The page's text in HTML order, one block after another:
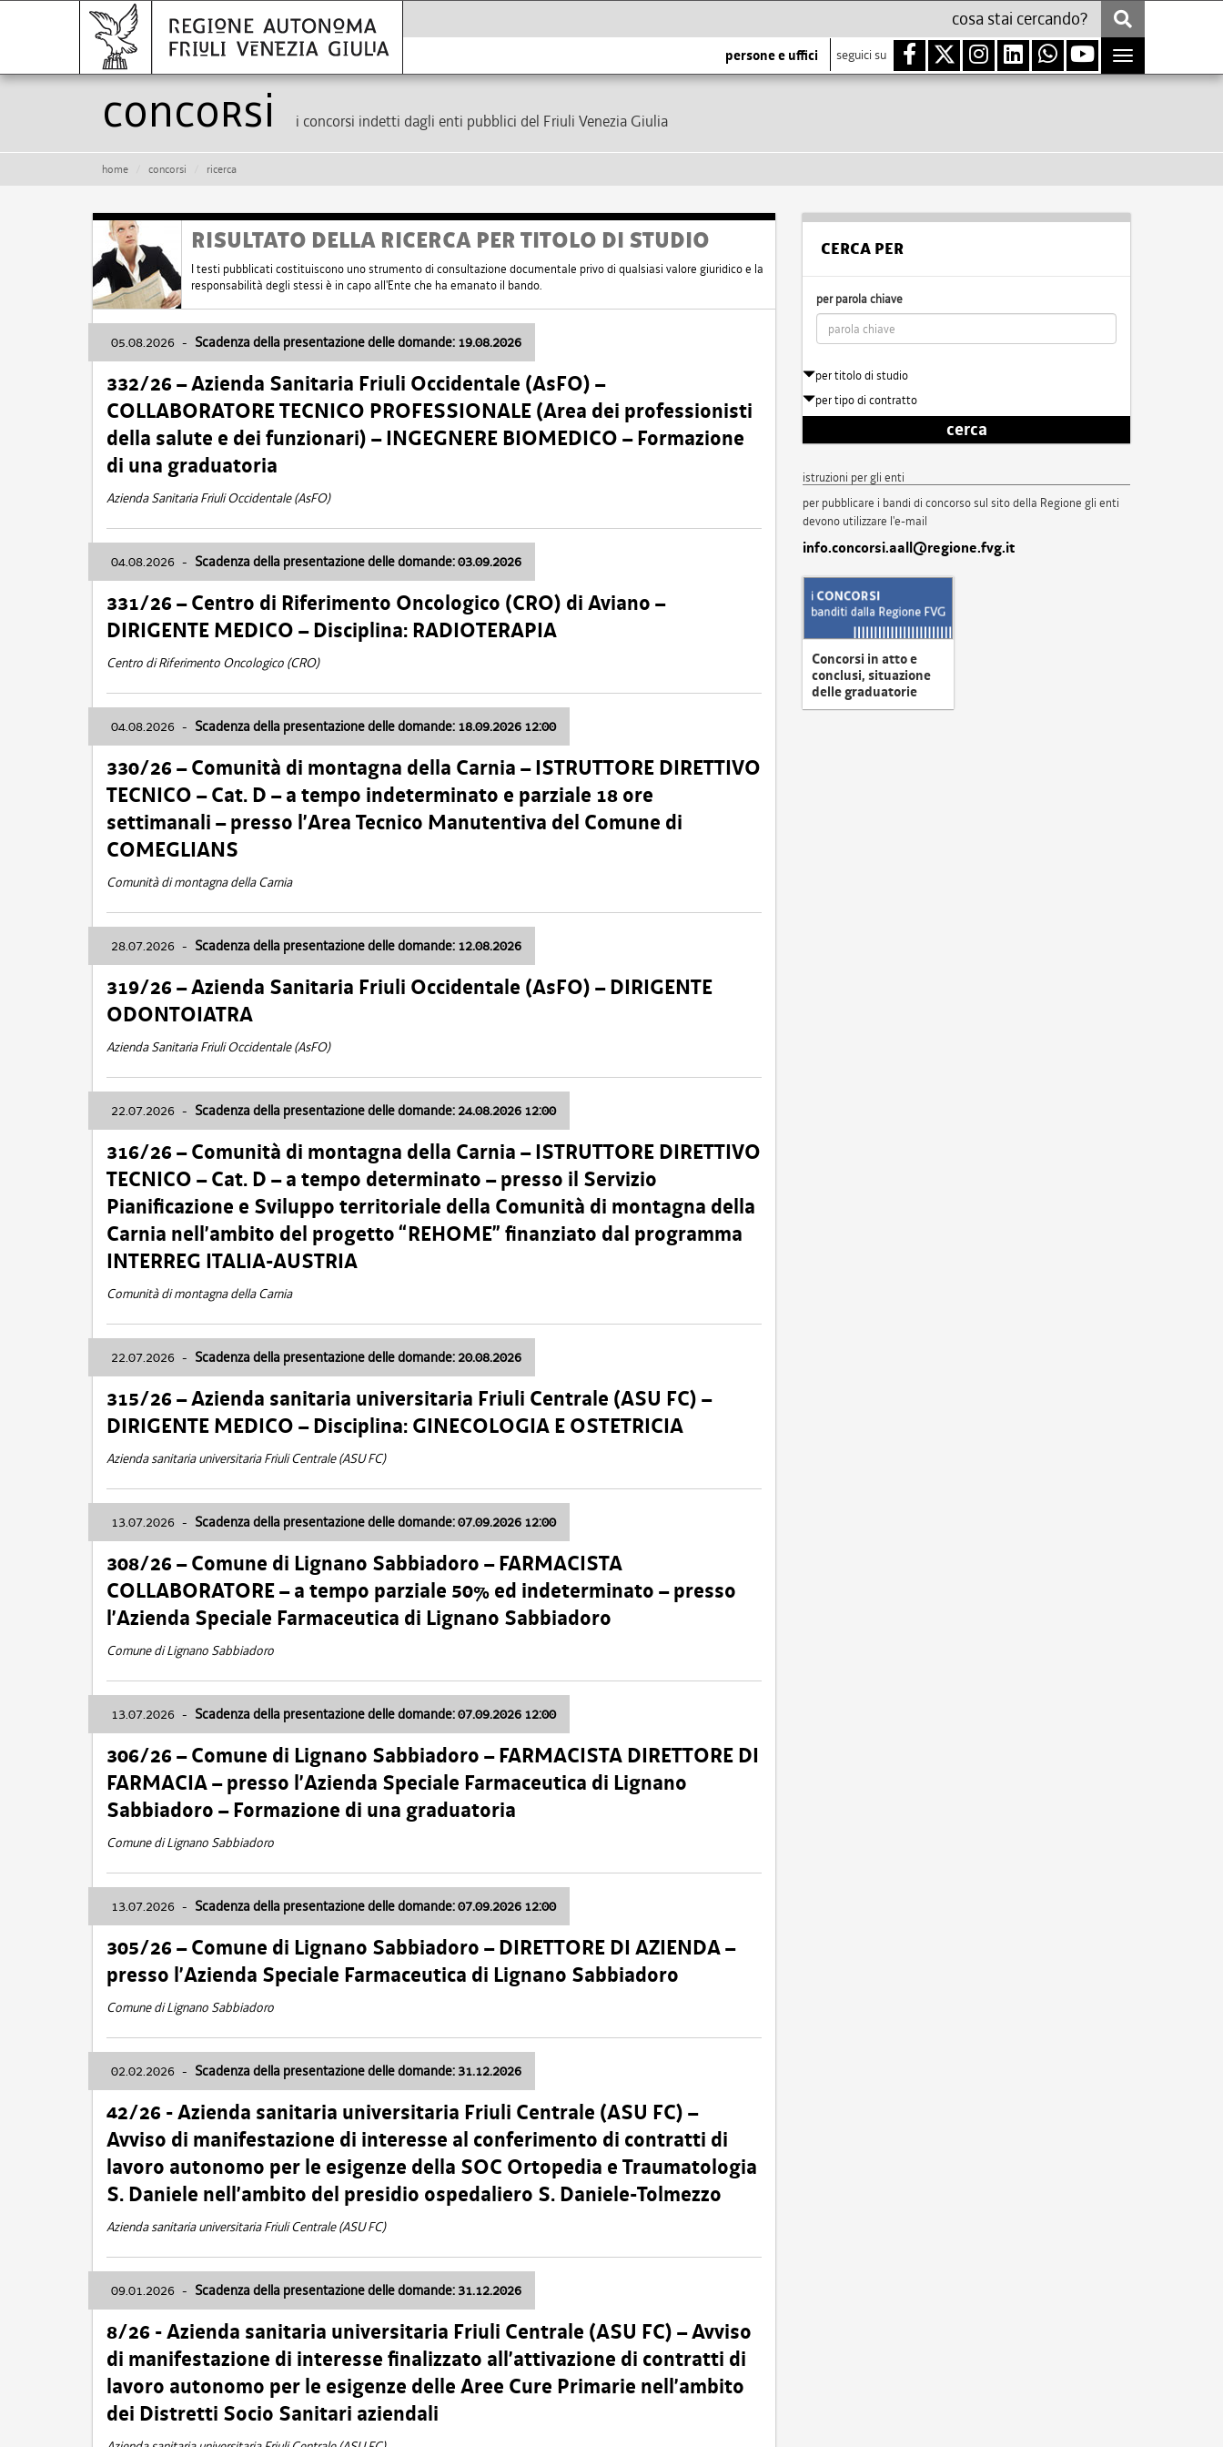
persone e uffici seguici su
Toggle
navigation
Concorsi i concorsi indetti dagli enti pubblici del Friuli Venezia Giulia
home concorsi ricerca
RISULTATO DELLA RICERCA PER TITOLO DI STUDIO
I testi pubblicati costituiscono uno strumento di consultazione documentale privo di qualsiasi valore giuridico e la
responsabilità degli stessi è in capo all'Ente che ha emanato il bando.
05.08.2026 - Scadenza della presentazione delle domande: 19.08.2026
332/26 – Azienda Sanitaria Friuli Occidentale (AsFO) –
COLLABORATORE TECNICO PROFESSIONALE (Area dei professionisti
della salute e dei funzionari) – INGEGNERE BIOMEDICO – Formazione
di una graduatoria
Azienda Sanitaria Friuli Occidentale (AsFO)
04.08.2026 - Scadenza della presentazione delle domande: 03.09.2026
331/26 – Centro di Riferimento Oncologico (CRO) di Aviano –
DIRIGENTE MEDICO – Disciplina: RADIOTERAPIA
Centro di Riferimento Oncologico (CRO)
04.08.2026 - Scadenza della presentazione delle domande: 18.09.2026 12:00
330/26 – Comunità di montagna della Carnia – ISTRUTTORE DIRETTIVO
TECNICO – Cat. D – a tempo indeterminato e parziale 18 ore
settimanali – presso l’Area Tecnico Manutentiva del Comune di
COMEGLIANS
Comunità di montagna della Carnia
28.07.2026 - Scadenza della presentazione delle domande: 12.08.2026
319/26 – Azienda Sanitaria Friuli Occidentale (AsFO) – DIRIGENTE
ODONTOIATRA
Azienda Sanitaria Friuli Occidentale (AsFO)
22.07.2026 - Scadenza della presentazione delle domande: 24.08.2026 12:00
316/26 – Comunità di montagna della Carnia – ISTRUTTORE DIRETTIVO
TECNICO – Cat. D – a tempo determinato – presso il Servizio
Pianificazione e Sviluppo territoriale della Comunità di montagna della
Carnia nell’ambito del progetto “REHOME” finanziato dal programma
INTERREG ITALIA-AUSTRIA
Comunità di montagna della Carnia
22.07.2026 - Scadenza della presentazione delle domande: 20.08.2026
315/26 – Azienda sanitaria universitaria Friuli Centrale (ASU FC) –
DIRIGENTE MEDICO – Disciplina: GINECOLOGIA E OSTETRICIA
Azienda sanitaria universitaria Friuli Centrale (ASU FC)
13.07.2026 - Scadenza della presentazione delle domande: 07.09.2026 12:00
308/26 – Comune di Lignano Sabbiadoro – FARMACISTA
COLLABORATORE – a tempo parziale 50% ed indeterminato – presso
l’Azienda Speciale Farmaceutica di Lignano Sabbiadoro
Comune di Lignano Sabbiadoro
13.07.2026 - Scadenza della presentazione delle domande: 07.09.2026 12:00
306/26 – Comune di Lignano Sabbiadoro – FARMACISTA DIRETTORE DI
FARMACIA – presso l’Azienda Speciale Farmaceutica di Lignano
Sabbiadoro – Formazione di una graduatoria
Comune di Lignano Sabbiadoro
13.07.2026 - Scadenza della presentazione delle domande: 07.09.2026 12:00
305/26 – Comune di Lignano Sabbiadoro – DIRETTORE DI AZIENDA –
presso l’Azienda Speciale Farmaceutica di Lignano Sabbiadoro
Comune di Lignano Sabbiadoro
02.02.2026 - Scadenza della presentazione delle domande: 31.12.2026
42/26 - Azienda sanitaria universitaria Friuli Centrale (ASU FC) –
Avviso di manifestazione di interesse al conferimento di contratti di
lavoro autonomo per le esigenze della SOC Ortopedia e Traumatologia
S. Daniele nell’ambito del presidio ospedaliero S. Daniele-Tolmezzo
Azienda sanitaria universitaria Friuli Centrale (ASU FC)
09.01.2026 - Scadenza della presentazione delle domande: 31.12.2026
8/26 - Azienda sanitaria universitaria Friuli Centrale (ASU FC) – Avviso
di manifestazione di interesse finalizzato all’attivazione di contratti di
lavoro autonomo per le esigenze delle Aree Cure Primarie nell’ambito
dei Distretti Socio Sanitari aziendali
CERCA PER
per parola chiave
per titolo di studio
per tipo di contratto
cerca
istruzioni per gli enti
per pubblicare i bandi di concorso sul sito della Regione gli enti
devono utilizzare l'e-mail
info.concorsi.aall@regione.fvg.it
Concorsi in atto e
conclusi, situazione
delle graduatorie